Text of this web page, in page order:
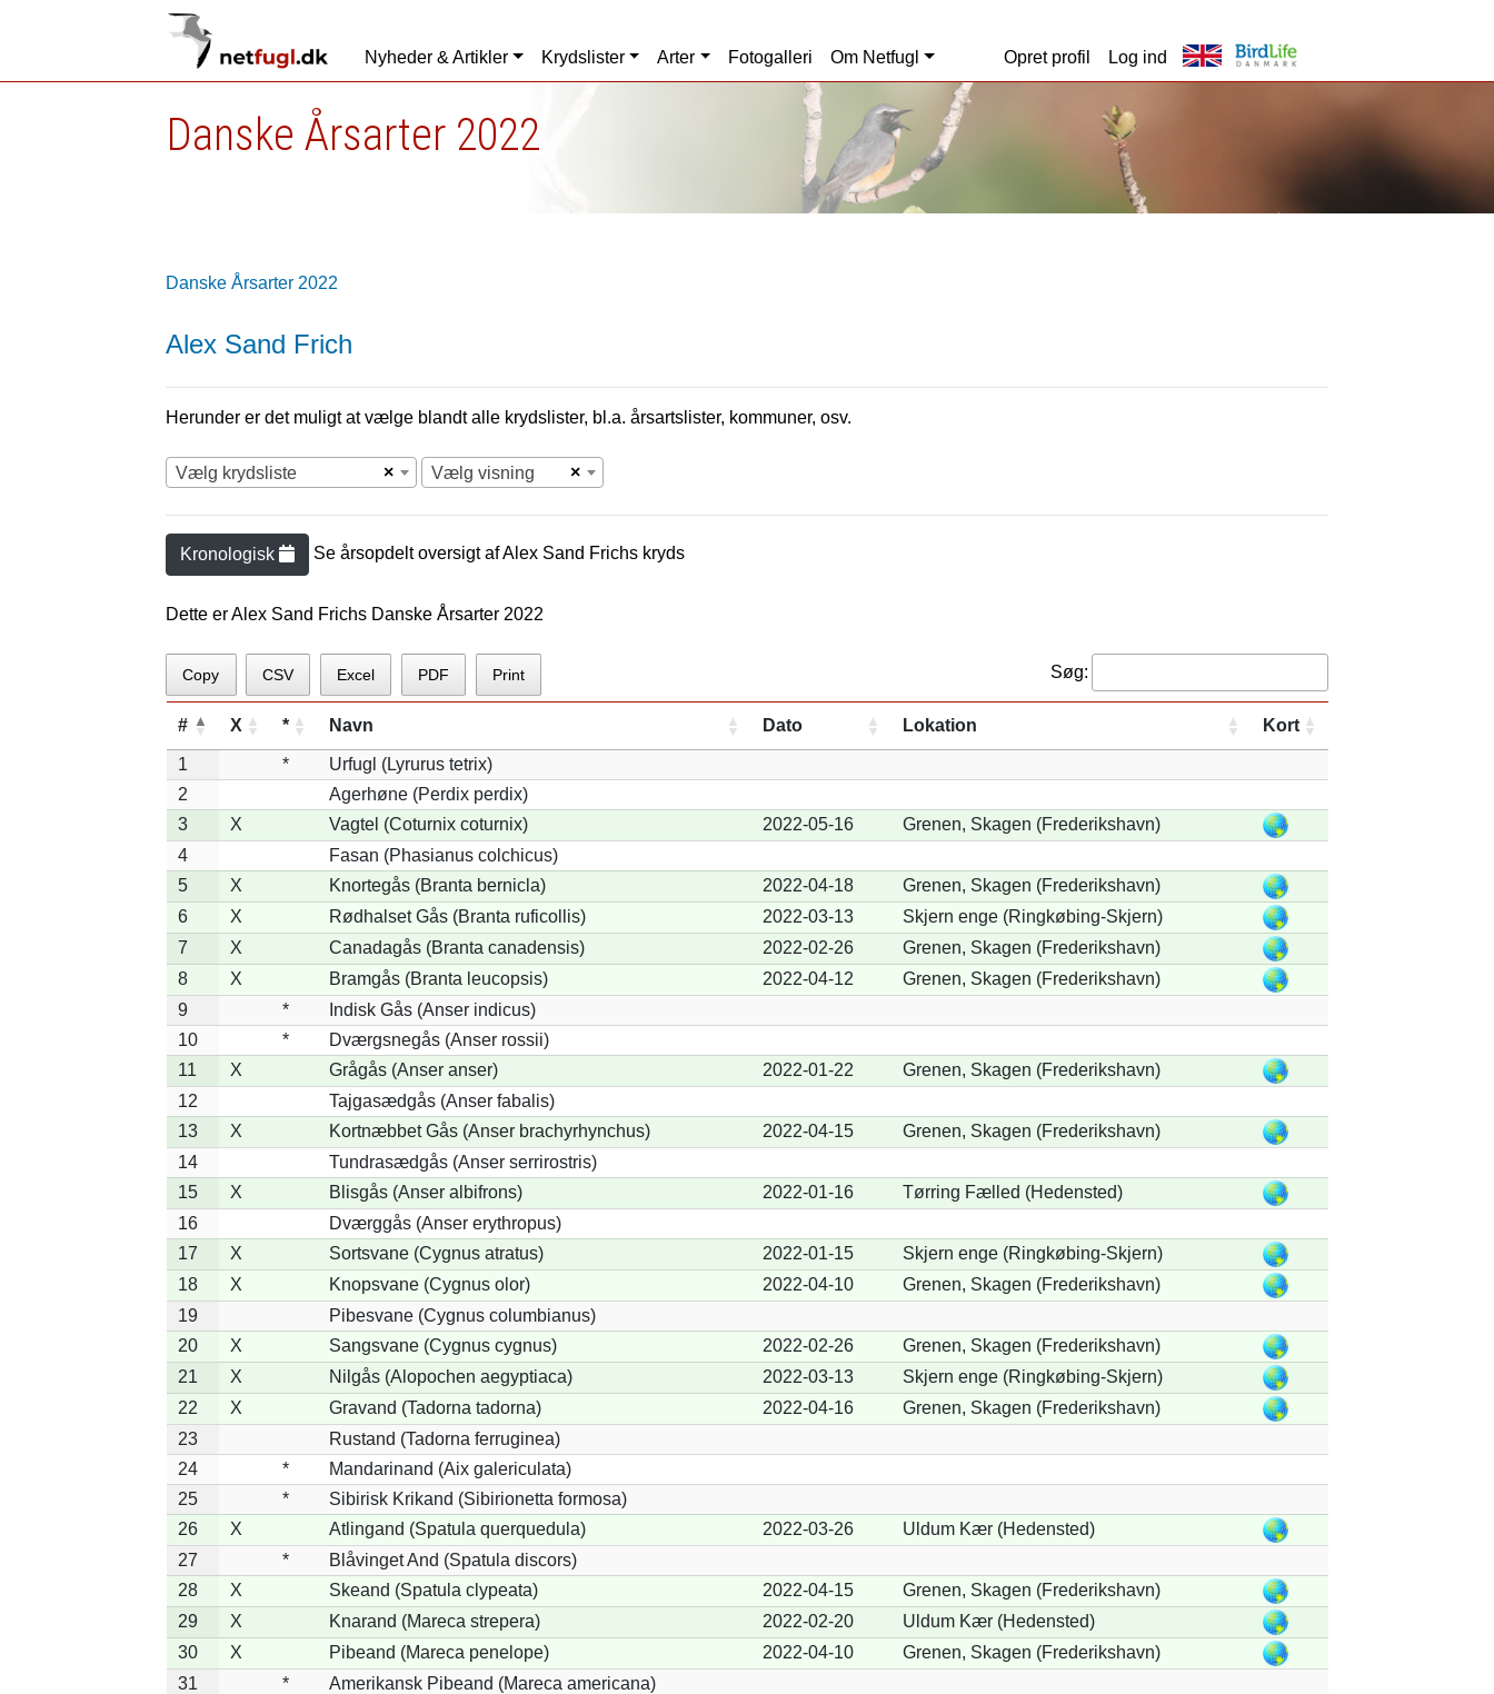
Nyheder & Artikler Krydslister Arter Fotogalleri Om Netfugl Opret profil Log ind
Danske Årsarter 2022
Danske Årsarter 2022
Alex Sand Frich
Herunder er det muligt at vælge blandt alle krydslister, bl.a. årsartslister, kommuner, osv.
×
Vælg krydsliste ×
Vælg visning
Kronologisk Se årsopdelt oversigt afAlex Sand Frichs kryds
Dette er Alex Sand Frichs Danske Årsarter 2022
Copy CSV Excel PDF Print Søg:
# X * Navn Dato Lokation Kort
1 *
Urfugl (Lyrurus tetrix)
2
Agerhøne (Perdix perdix)
3
X Vagtel (Coturnix coturnix) 2022-05-16
Grenen, Skagen (Frederikshavn)
4
Fasan (Phasianus colchicus)
5
X Knortegås (Branta bernicla) 2022-04-18
Grenen, Skagen (Frederikshavn)
6
X Rødhalset Gås (Branta ruficollis) 2022-03-13
Skjern enge (Ringkøbing-Skjern)
7
X Canadagås (Branta canadensis) 2022-02-26
Grenen, Skagen (Frederikshavn)
8
X Bramgås (Branta leucopsis) 2022-04-12
Grenen, Skagen (Frederikshavn)
9
*
Indisk Gås (Anser indicus)
10
*
Dværgsnegås (Anser rossii)
11
X Grågås (Anser anser) 2022-01-22
Grenen, Skagen (Frederikshavn)
12
Tajgasædgås (Anser fabalis)
13
X Kortnæbbet Gås (Anser brachyrhynchus) 2022-04-15
Grenen, Skagen (Frederikshavn)
14
Tundrasædgås (Anser serrirostris)
15
X Blisgås (Anser albifrons) 2022-01-16
Tørring Fælled (Hedensted)
16
Dværggås (Anser erythropus)
17
X Sortsvane (Cygnus atratus) 2022-01-15
Skjern enge (Ringkøbing-Skjern)
18
X Knopsvane (Cygnus olor) 2022-04-10
Grenen, Skagen (Frederikshavn)
19
Pibesvane (Cygnus columbianus)
20
X Sangsvane (Cygnus cygnus) 2022-02-26
Grenen, Skagen (Frederikshavn)
21
X Nilgås (Alopochen aegyptiaca) 2022-03-13
Skjern enge (Ringkøbing-Skjern)
22
X Gravand (Tadorna tadorna) 2022-04-16
Grenen, Skagen (Frederikshavn)
23
Rustand (Tadorna ferruginea)
24
*
Mandarinand (Aix galericulata)
25
*
Sibirisk Krikand (Sibirionetta formosa)
26
X Atlingand (Spatula querquedula) 2022-03-26
Uldum Kær (Hedensted)
27
*
Blåvinget And (Spatula discors)
28
X Skeand (Spatula clypeata) 2022-04-15
Grenen, Skagen (Frederikshavn)
29
X Knarand (Mareca strepera) 2022-02-20
Uldum Kær (Hedensted)
30
X Pibeand (Mareca penelope) 2022-04-10
Grenen, Skagen (Frederikshavn)
31
*
Amerikansk Pibeand (Mareca americana)